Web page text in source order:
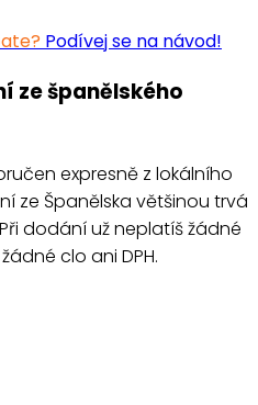
Podívej se na návod!
ze španělského
expresně z lokálního
ze Španělska většinou trvá
dodání už neplatíš žádné
clo ani DPH.